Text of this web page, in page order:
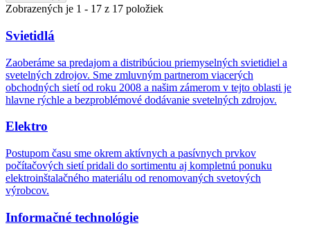
Zobrazených je 1 - 17 z 17 položiek
Svietidlá
Zaoberáme sa predajom a distribúciou priemyselných svietidiel a
svetelných zdrojov. Sme zmluvným partnerom viacerých
obchodných sietí od roku 2008 a našim zámerom v tejto oblasti je
hlavne rýchle a bezproblémové dodávanie svetelných zdrojov.
Elektro
Postupom času sme okrem aktívnych a pasívnych prvkov
počítačových sietí pridali do sortimentu aj kompletnú ponuku
elektroinštalačného materiálu od renomovaných svetových
výrobcov.
Informačné technológie